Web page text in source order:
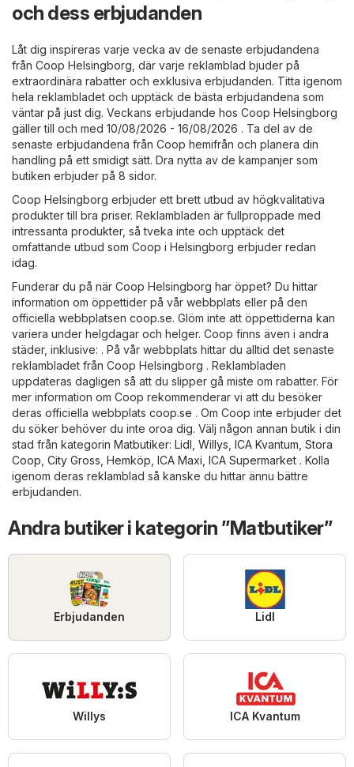
och dess erbjudanden
Låt dig inspireras varje vecka av de senaste erbjudandena
från Coop Helsingborg, där varje reklamblad bjuder på
extraordinära rabatter och exklusiva erbjudanden. Titta igenom
hela reklambladet och upptäck de bästa erbjudandena som
väntar på just dig. Veckans erbjudande hos Coop Helsingborg
gäller till och med 10/08/2026 - 16/08/2026 . Ta del av de
senaste erbjudandena från Coop hemifrån och planera din
handling på ett smidigt sätt. Dra nytta av de kampanjer som
butiken erbjuder på 8 sidor.
Coop Helsingborg erbjuder ett brett utbud av högkvalitativa
produkter till bra priser. Reklambladen är fullproppade med
intressanta produkter, så tveka inte och upptäck det
omfattande utbud som Coop i Helsingborg erbjuder redan
idag.
Funderar du på när Coop Helsingborg har öppet? Du hittar
information om öppettider på vår webbplats eller på den
officiella webbplatsen coop.se. Glöm inte att öppettiderna kan
variera under helgdagar och helger. Coop finns även i andra
städer, inklusive: . På vår webbplats hittar du alltid det senaste
reklambladet från Coop Helsingborg . Reklambladen
uppdateras dagligen så att du slipper gå miste om rabatter. För
mer information om Coop rekommenderar vi att du besöker
deras officiella webbplats coop.se . Om Coop inte erbjuder det
du söker behöver du inte oroa dig. Välj någon annan butik i din
stad från kategorin Matbutiker: Lidl Willys ICA Kvantum Stora
Coop City Gross Hemköp ICA Maxi ICA Supermarket . Kolla
igenom deras reklamblad så kanske du hittar ännu bättre
erbjudanden.
Andra butiker i kategorin ”Matbutiker”
Erbjudanden Lidl
Willys ICA Kvantum